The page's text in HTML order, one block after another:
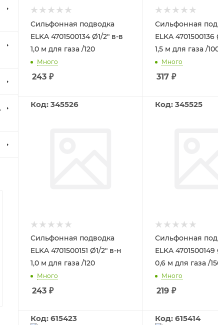
Сильфонная подводка
ELKA 4701500134 Ø1/2" в-в
1,0 м для газа /120
Много
243 ₽
Сильфонная
ELKA
1,5 м для газа /
Много
317₽
Код: 345526
Сильфонная подводка
ELKA 4701500151 Ø1/2" в-н
1,0 м для газа /120
Много
243 ₽
Код: 345525
Сильфонная
ELKA
0,6 м для газа /
Много
219₽
Код: 615423 Код: 615414